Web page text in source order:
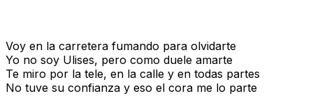
Voy en la carretera fumando para olvidarte
Yo no soy Ulises, pero como duele amarte
Te miro por la tele, en la calle y en todas partes
No tuve su confianza y eso el cora me lo parte